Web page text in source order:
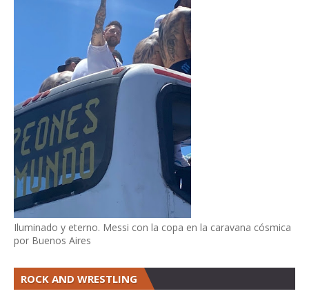
Iluminado y eterno. Messi con la copa en la caravana cósmica
por Buenos Aires
ROCK AND WRESTLING